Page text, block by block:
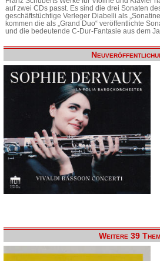
auf zwei CDs passt. Es sind die drei Sonaten
geschäftstüchtige Verleger Diabelli als
kommen die als „Grand Duo“ veröffentlichte
und die bedeutende C-Dur-Fantasie aus dem
Weitere 39